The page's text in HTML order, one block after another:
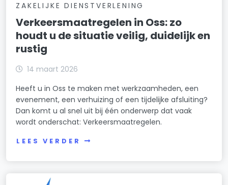
ZAKELIJKE DIENSTVERLENING
Verkeersmaatregelen in Oss: zo
houdt u de situatie veilig, duidelijk en
rustig
14 maart 2026
Heeft u in Oss te maken met werkzaamheden, een
evenement, een verhuizing of een tijdelijke afsluiting?
Dan komt u al snel uit bij één onderwerp dat vaak
wordt onderschat: Verkeersmaatregelen.
LEES VERDER